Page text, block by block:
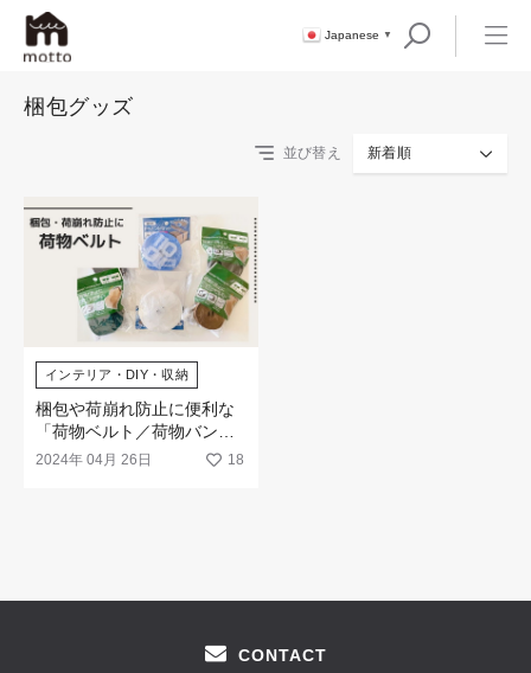
Japanese ▼
梱包グッズ
並び替え 新着順
インテリア・DIY・収納
梱包や荷崩れ防止に便利な
「荷物ベルト／荷物バンド
／PPバンド」が新登場☆
2024年 04月 26日 18
CONTACT